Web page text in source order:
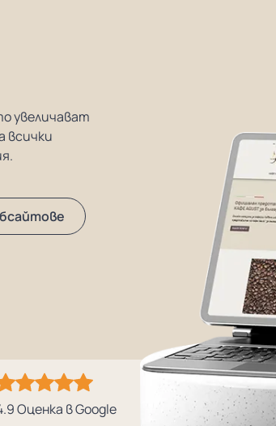
увеличават
всички
Оценка в Google